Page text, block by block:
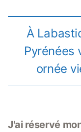
À
Pyrénées
ornée
J'ai réservé